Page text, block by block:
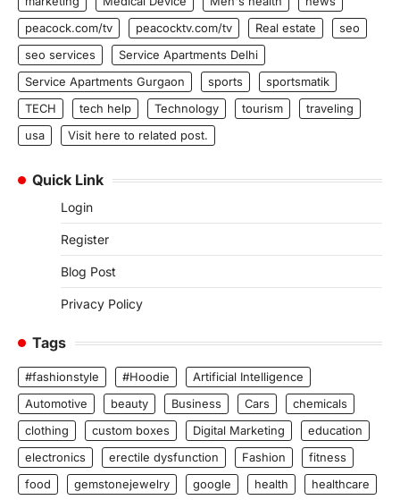
peacock.com/tv
peacocktv.com/tv Real estate
seo
seo services
Service Apartments Delhi
Service Apartments Gurgaon
sports
sportsmatik
TECH
tech help Technology tourism
traveling
usa
Visit here to related post.
Quick Link
Login
Register
Blog Post
Privacy Policy
Tags
#fashionstyle #Hoodie
Artificial Intelligence
Automotive
beauty Business Cars
chemicals
clothing
custom boxes Digital Marketing
education
electronics
erectile dysfunction Fashion
fitness
food
gemstonejewelry google health
healthcare